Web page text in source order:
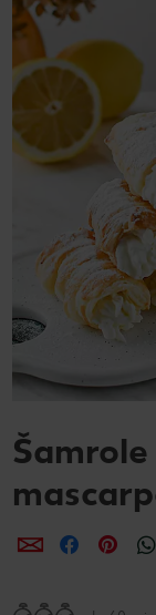
ZdieľaťZdieľať